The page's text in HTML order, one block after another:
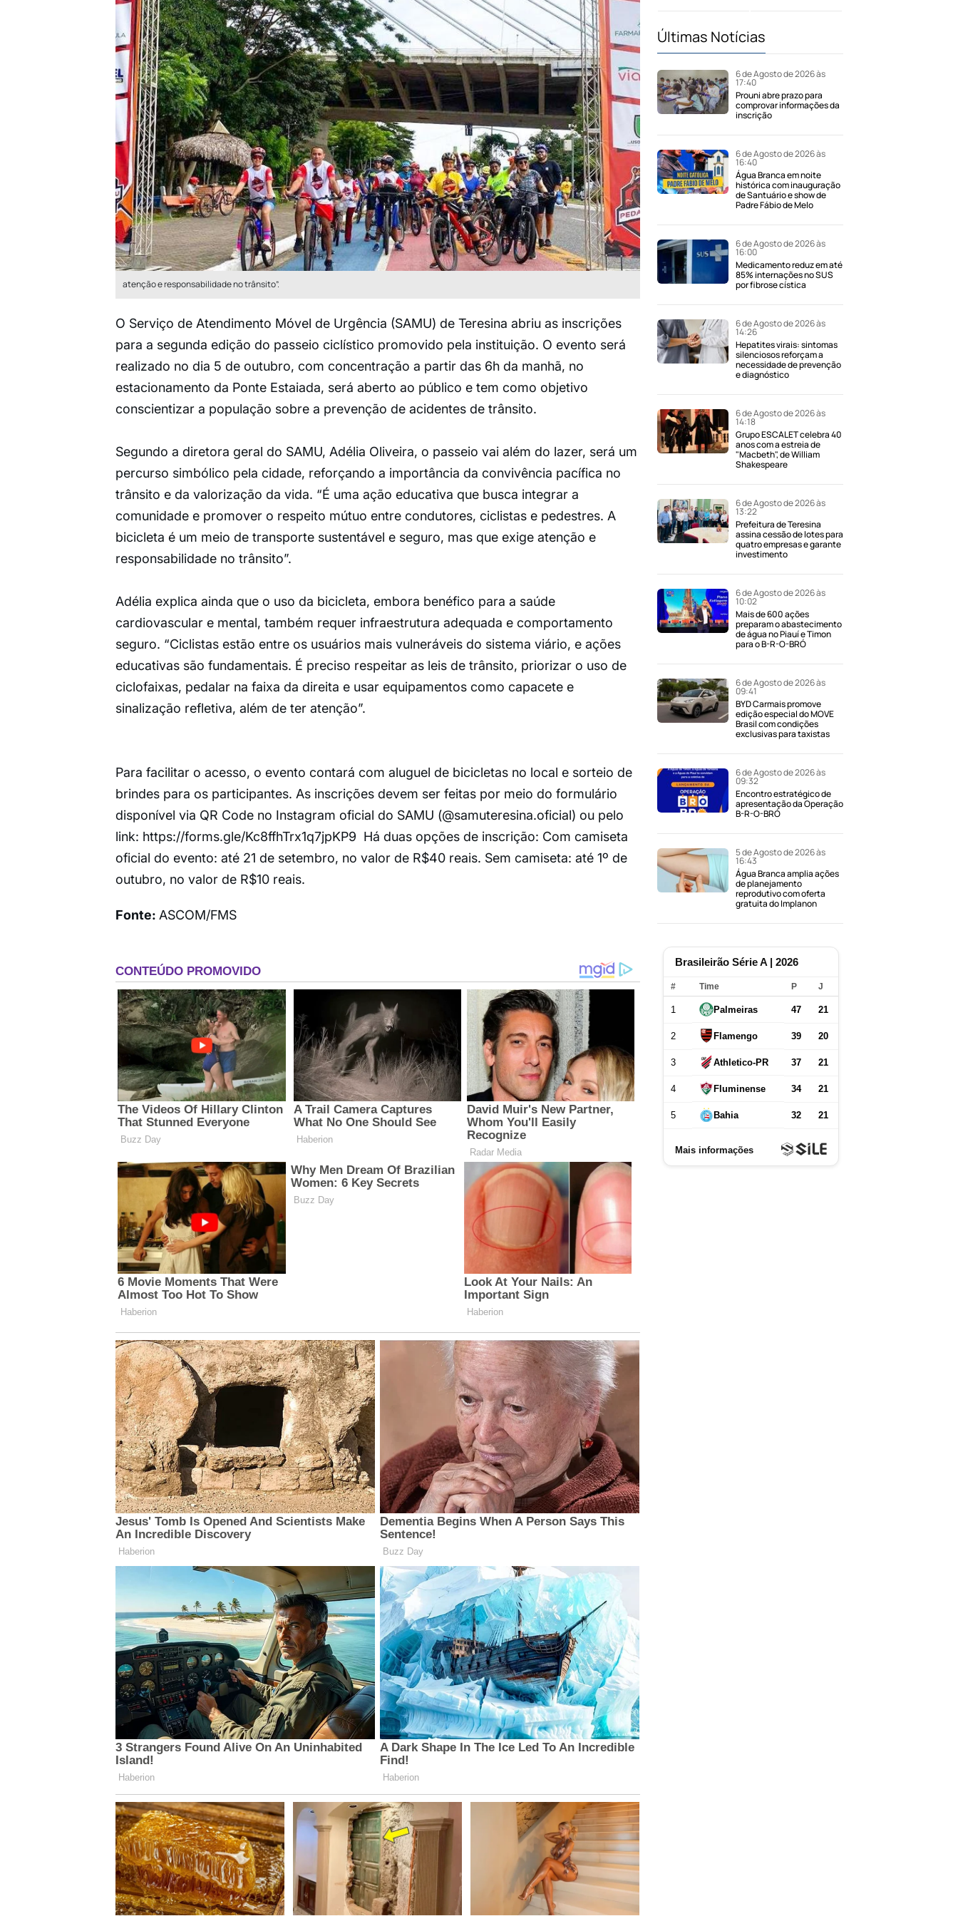
atenção e responsabilidade no trânsito”.
O Serviço de Atendimento Móvel de Urgência (SAMU) de Teresina abriu as inscrições
para a segunda edição do passeio ciclístico promovido pela instituição. O evento será
realizado no dia 5 de outubro, com concentração a partir das 6h da manhã, no
estacionamento da Ponte Estaiada, será aberto ao público e tem como objetivo
conscientizar a população sobre a prevenção de acidentes de trânsito.
Segundo a diretora geral do SAMU, Adélia Oliveira, o passeio vai além do lazer, será um
percurso simbólico pela cidade, reforçando a importância da convivência pacífica no
trânsito e da valorização da vida. “É uma ação educativa que busca integrar a
comunidade e promover o respeito mútuo entre condutores, ciclistas e pedestres. A
bicicleta é um meio de transporte sustentável e seguro, mas que exige atenção e
responsabilidade no trânsito”.
Adélia explica ainda que o uso da bicicleta, embora benéfico para a saúde
cardiovascular e mental, também requer infraestrutura adequada e comportamento
seguro. “Ciclistas estão entre os usuários mais vulneráveis do sistema viário, e ações
educativas são fundamentais. É preciso respeitar as leis de trânsito, priorizar o uso de
ciclofaixas, pedalar na faixa da direita e usar equipamentos como capacete e
sinalização refletiva, além de ter atenção”.
Para facilitar o acesso, o evento contará com aluguel de bicicletas no local e sorteio de
brindes para os participantes. As inscrições devem ser feitas por meio do formulário
disponível via QR Code no Instagram oficial do SAMU (@samuteresina.oficial) ou pelo
link: https://forms.gle/Kc8ffhTrx1q7jpKP9 Há duas opções de inscrição: Com camiseta
oficial do evento: até 21 de setembro, no valor de R$40 reais. Sem camiseta: até 1º de
outubro, no valor de R$10 reais.
Fonte: ASCOM/FMS
Últimas Notícias
6 de Agosto de 2026 às
17:40
Prouni abre prazo para
comprovar informações da
inscrição
6 de Agosto de 2026 às
16:40
Água Branca em noite
histórica com inauguração
de Santuário e show de
Padre Fábio de Melo
6 de Agosto de 2026 às
16:00
Medicamento reduz em até
85% internações no SUS
por fibrose cística
6 de Agosto de 2026 às
14:26
Hepatites virais: sintomas
silenciosos reforçam a
necessidade de prevenção
e diagnóstico
6 de Agosto de 2026 às
14:18
Grupo ESCALET celebra 40
anos com a estreia de
"Macbeth", de William
Shakespeare
6 de Agosto de 2026 às
13:22
Prefeitura de Teresina
assina cessão de lotes para
quatro empresas e garante
investimento
6 de Agosto de 2026 às
10:02
Mais de 600 ações
preparam o abastecimento
de água no Piauí e Timon
para o B-R-O-BRÓ
6 de Agosto de 2026 às
09:41
BYD Carmais promove
edição especial do MOVE
Brasil com condições
exclusivas para taxistas
6 de Agosto de 2026 às
09:32
Encontro estratégico de
apresentação da Operação
B-R-O-BRÓ
5 de Agosto de 2026 às
16:43
Água Branca amplia ações
de planejamento
reprodutivo com oferta
gratuita do Implanon